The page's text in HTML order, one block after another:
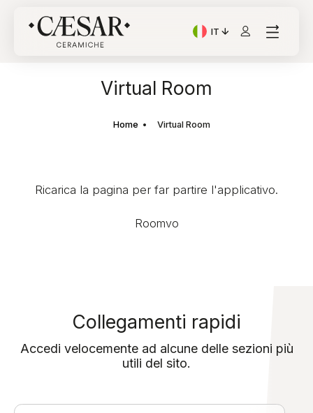
IT
Lingua corrente:
Virtual Room
Home Virtual Room
Ricarica la pagina per far partire l'applicativo.
Roomvo
Collegamenti rapidi
Accedi velocemente ad alcune delle sezioni più
utili del sito.